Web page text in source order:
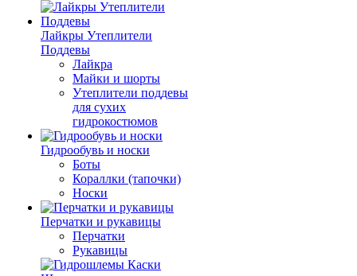
Лайкры Утеплители
Поддевы
Лайкра
Майки и шорты
Утеплители поддевы
для сухих
гидрокостюмов
Гидрообувь и носки
Боты
Кораллки (тапочки)
Носки
Перчатки и рукавицы
Перчатки
Рукавицы